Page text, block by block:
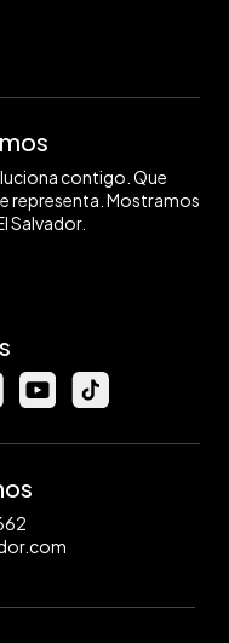
contigo. Que
representa. Mostramos
Salvador.